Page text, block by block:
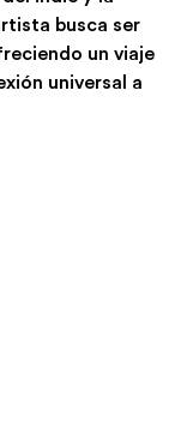
busca ser
un viaje
universal a